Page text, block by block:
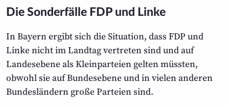
Die Sonderfälle FDP und Linke
In Bayern ergibt sich die Situation, dass FDP und
Linke nicht im Landtag vertreten sind und auf
Landesebene als Klein­parteien gelten müssten,
obwohl sie auf Bundes­ebene und in vielen anderen
Bundes­ländern große Parteien sind.